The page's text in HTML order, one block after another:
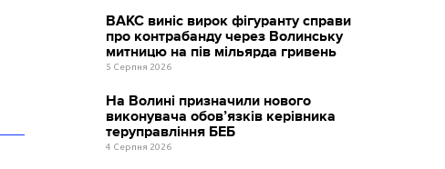
ВАКС виніс вирок фігуранту справи
про контрабанду через Волинську
митницю на пів мільярда гривень
5 Серпня 2026
На Волині призначили нового
виконувача обов’язків керівника
теруправління БЕБ
4 Серпня 2026